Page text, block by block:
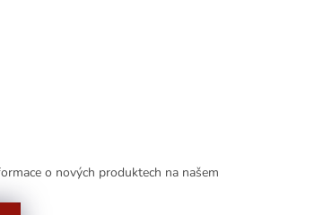
o nových produktech na našem